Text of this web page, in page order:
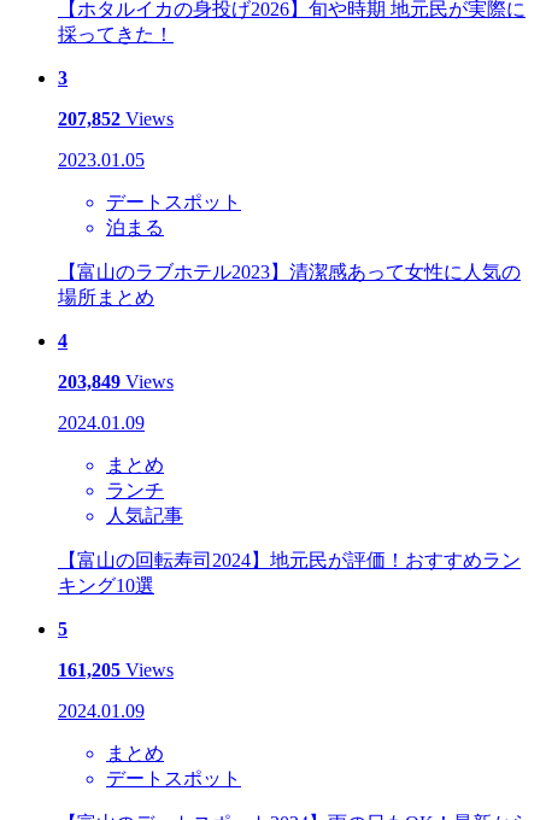
【ホタルイカの身投げ2026】旬や時期 地元民が実際に
採ってきた！
3
207,852 Views
2023.01.05
デートスポット
泊まる
【富山のラブホテル2023】清潔感あって女性に人気の
場所まとめ
4
203,849 Views
2024.01.09
まとめ
ランチ
人気記事
【富山の回転寿司2024】地元民が評価！おすすめラン
キング10選
5
161,205 Views
2024.01.09
まとめ
デートスポット